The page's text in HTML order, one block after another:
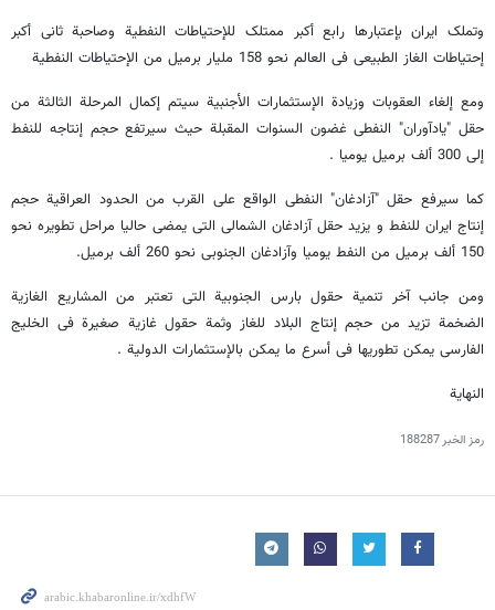
وتملک ایران بإعتبارها رابع أکبر ممتلک للإحتیاطات النفطیة وصاحبة ثانی أکبر
إحتیاطات الغاز الطبیعی فی العالم نحو 158 ملیار برمیل من الإحتیاطات النفطیة
ومع إلغاء العقوبات وزیادة الإستثمارات الأجنبیة سیتم إکمال المرحلة الثالثة من
حقل "یادآوران" النفطی غضون السنوات المقبلة حیث سیرتفع حجم إنتاجه للنفط
إلی 300 ألف برمیل یومیا .
کما سیرفع حقل "آزادغان" النفطی الواقع علی القرب من الحدود العراقیة حجم
إنتاج ایران للنفط و یزید حقل آزادغان الشمالی التی یمضی حالیا مراحل تطویره نحو
150 ألف برمیل من النفط یومیا وآزادغان الجنوبی نحو 260 ألف برمیل.
ومن جانب آخر تنمیة حقول بارس الجنوبیة التی تعتبر من المشاریع الغازیة
الضخمة تزید من حجم إنتاج البلاد للغاز وثمة حقول غازیة صغیرة فی الخلیج
الفارسی یمکن تطوریها فی أسرع ما یمکن بالإستثمارات الدولیة .
النهایة
رمز الخبر188287